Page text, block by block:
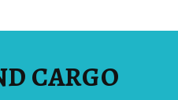
CARGO